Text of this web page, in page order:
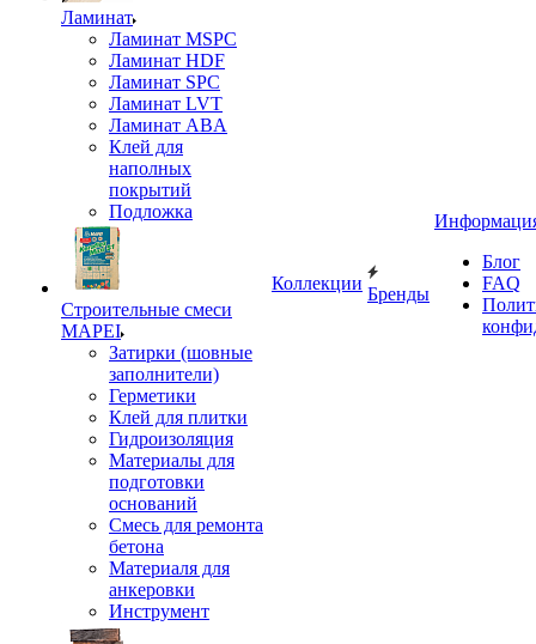
Ламинат
Ламинат MSPC
Ламинат HDF
Ламинат SPC
Ламинат LVT
Ламинат ABA
Клей для
наполных
покрытий
Подложка
Строительные смеси
MAPEI
Затирки (шовные
заполнители)
Герметики
Клей для плитки
Гидроизоляция
Материалы для
подготовки
оснований
Смесь для ремонта
бетона
Материаля для
анкеровки
Инструмент
Коллекции
Бренды
Блог
FAQ